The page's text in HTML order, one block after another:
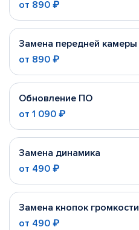
от 890 ₽
Замена передней камеры
от 890 ₽
Обновление ПО
от 1 090 ₽
Замена динамика
от 490 ₽
Замена кнопок громкости
от 490 ₽